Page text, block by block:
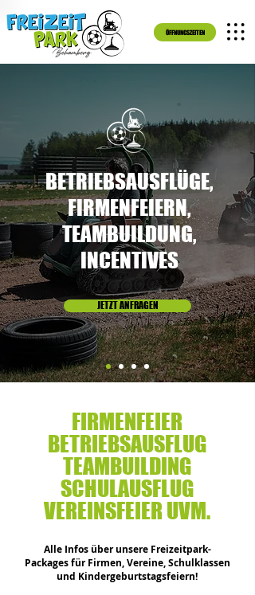
ÖFFNUNGSZEITEN
BETRIEBSAUSFLÜGE,
FIRMENFEIERN,
TEAMBUILDUNG,
INCENTIVES
JETZT ANFRAGEN
FIRMENFEIER
BETRIEBSAUSFLUG
TEAMBUILDING
SCHULAUSFLUG
VEREINSFEIER UVM.
Alle Infos über unsere Freizeitpark-
Packages für Firmen, Vereine, Schulklassen
und Kindergeburtstagsfeiern!